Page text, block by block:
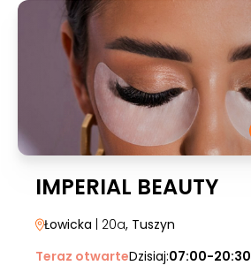
IMPERIAL BEAUTY
Łowicka | 20a, Tuszyn
Teraz otwarteDzisiaj:07:00-20:30